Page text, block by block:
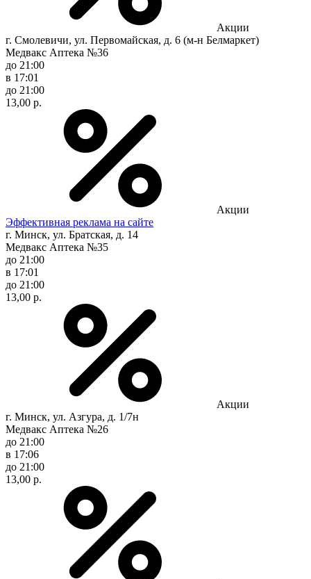
Акции
г. Смолевичи, ул. Первомайская, д. 6 (м-н Белмаркет)
Медвакс Аптека №36
до 21:00
в 17:01
до 21:00
13,00 р.
Акции
Эффективная реклама на сайте
г. Минск, ул. Братская, д. 14
Медвакс Аптека №35
до 21:00
в 17:01
до 21:00
13,00 р.
Акции
г. Минск, ул. Азгура, д. 1/7н
Медвакс Аптека №26
до 21:00
в 17:06
до 21:00
13,00 р.